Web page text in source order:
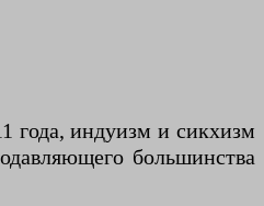
года, индуизм и сикхизм
большинства